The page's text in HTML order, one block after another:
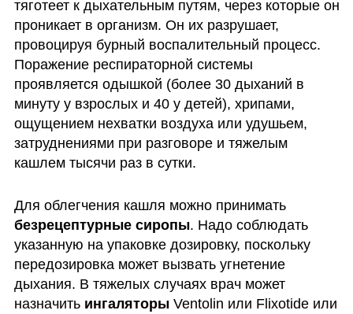
тяготеет к дыхательным путям, через которые он
проникает в организм. Он их разрушает,
провоцируя бурный воспалительный процесс.
Поражение респираторной системы
проявляется одышкой (более 30 дыханий в
минуту у взрослых и 40 у детей), хрипами,
ощущением нехватки воздуха или удушьем,
затруднениями при разговоре и тяжелым
кашлем тысячи раз в сутки.
Для облегчения кашля можно принимать
безрецептурные сиропы. Надо соблюдать
указанную на упаковке дозировку, поскольку
передозировка может вызвать угнетение
дыхания. В тяжелых случаях врач может
назначить ингаляторы Ventolin или Flixotide или